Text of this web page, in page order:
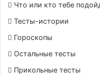
Что или кто тебе
Тесты-истории
Гороскопы
Остальные тесты
Прикольные тесты